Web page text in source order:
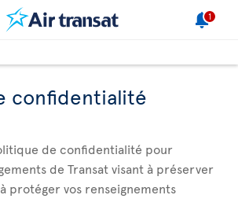
1
confidentialité
de confidentialité pour
de Transat visant à préserver
protéger vos renseignements